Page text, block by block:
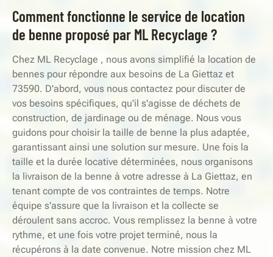
Comment fonctionne le service de location
de benne proposé par ML Recyclage ?
Chez ML Recyclage , nous avons simplifié la location de
bennes pour répondre aux besoins de La Giettaz et
73590. D'abord, vous nous contactez pour discuter de
vos besoins spécifiques, qu'il s'agisse de déchets de
construction, de jardinage ou de ménage. Nous vous
guidons pour choisir la taille de benne la plus adaptée,
garantissant ainsi une solution sur mesure. Une fois la
taille et la durée locative déterminées, nous organisons
la livraison de la benne à votre adresse à La Giettaz, en
tenant compte de vos contraintes de temps. Notre
équipe s'assure que la livraison et la collecte se
déroulent sans accroc. Vous remplissez la benne à votre
rythme, et une fois votre projet terminé, nous la
récupérons à la date convenue. Notre mission chez ML